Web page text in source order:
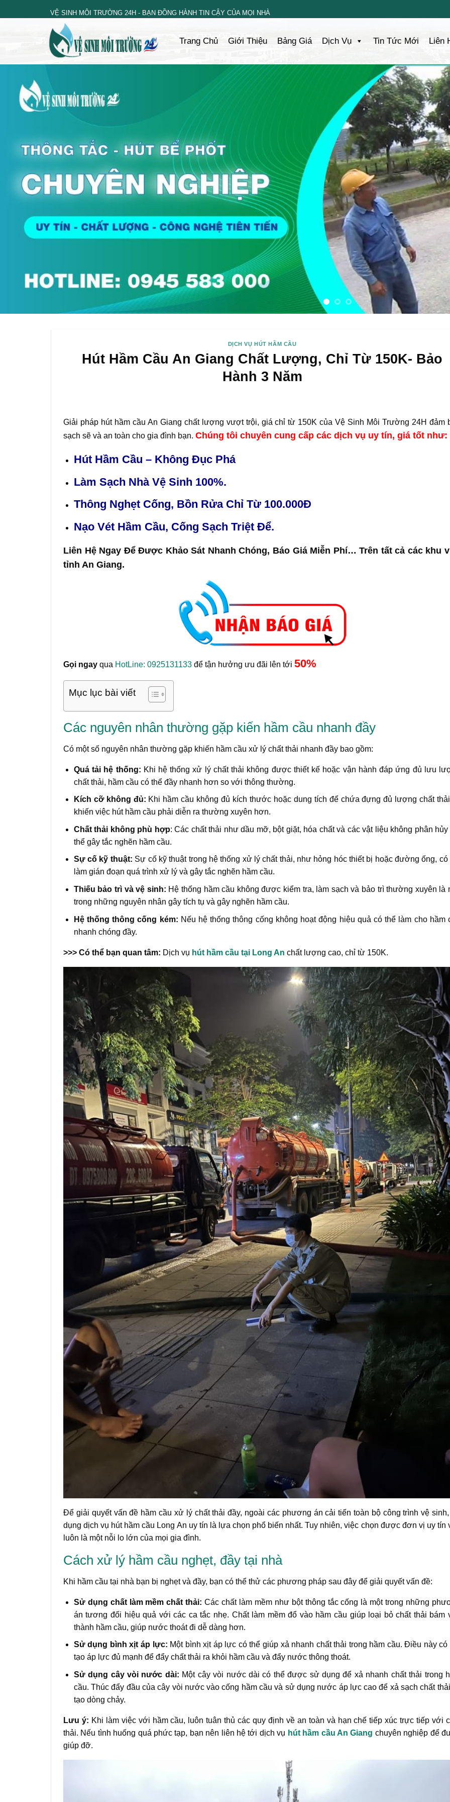
to
VỆ SINH MÔI TRƯỜNG 24H - BẠN ĐỒNG HÀNH TIN CẬY CỦA MỌI NHÀ
Trang Chủ Giới Thiệu Bảng Giá Dịch Vụ Tin Tức Mới Liên
DỊCH VỤ HÚT HẦM CẦU
Hút Hầm Cầu An Giang Chất Lượng, Chỉ Từ 150K- Bảo
Hành 3 Năm
Giải pháp hút hầm cầu An Giang chất lượng vượt trội, giá chỉ từ 150K của Vệ Sinh Môi Trường 24H đảm
sạch sẽ và an toàn cho gia đình bạn. Chúng tôi chuyên cung cấp các dịch vụ uy tín, giá tốt như:
Hút Hầm Cầu – Không Đục Phá
Làm Sạch Nhà Vệ Sinh 100%.
Thông Nghẹt Cống, Bồn Rửa Chỉ Từ 100.000Đ
Nạo Vét Hầm Cầu, Cống Sạch Triệt Để.
Liên Hệ Ngay Để Được Khảo Sát Nhanh Chóng, Báo Giá Miễn Phí… Trên tất cả các khu
tỉnh An Giang.
Gọi ngay qua HotLine: 0925131133 để tận hưởng ưu đãi lên tới 50%
Mục lục bài viết
Các nguyên nhân thường gặp kiến hầm cầu nhanh đầy
Có một số nguyên nhân thường gặp khiến hầm cầu xử lý chất thải nhanh đầy bao gồm:
Quá tải hệ thống: Khi hệ thống xử lý chất thải không được thiết kế hoặc vận hành đáp ứng đủ lưu
chất thải, hầm cầu có thể đầy nhanh hơn so với thông thường.
Kích cỡ không đủ: Khi hầm cầu không đủ kích thước hoặc dung tích để chứa đựng đủ lượng chất
khiến việc hút hầm cầu phải diễn ra thường xuyên hơn.
Chất thải không phù hợp: Các chất thải như dầu mỡ, bột giặt, hóa chất và các vật liệu không phân
thể gây tắc nghẽn hầm cầu.
Sự cố kỹ thuật: Sự cố kỹ thuật trong hệ thống xử lý chất thải, như hỏng hóc thiết bị hoặc đường ống, có
làm gián đoạn quá trình xử lý và gây tắc nghẽn hầm cầu.
Thiếu bảo trì và vệ sinh: Hệ thống hầm cầu không được kiểm tra, làm sạch và bảo trì thường xuyên là
trong những nguyên nhân gây tích tụ và gây nghẽn hầm cầu.
Hệ thống thông cống kém: Nếu hệ thống thông cống không hoạt động hiệu quả có thể làm cho hầm
nhanh chóng đầy.
>>> Có thể bạn quan tâm: Dịch vụ hút hầm cầu tại Long An chất lượng cao, chỉ từ 150K.
Để giải quyết vấn đề hầm cầu xử lý chất thải đầy, ngoài các phương án cải tiến toàn bộ công trình vệ
dụng dịch vụ hút hầm cầu Long An uy tín là lựa chọn phổ biến nhất. Tuy nhiên, việc chọn được đơn vị uy tín
luôn là một nỗi lo lớn của mọi gia đình.
Cách xử lý hầm cầu nghẹt, đầy tại nhà
Khi hầm cầu tại nhà bạn bị nghẹt và đầy, bạn có thể thử các phương pháp sau đây để giải quyết vấn đề:
Sử dụng chất làm mềm chất thải: Các chất làm mềm như bột thông tắc cống là một trong những
án tương đối hiệu quả với các ca tắc nhẹ. Chất làm mềm đổ vào hầm cầu giúp loại bỏ chất thải bám
thành hầm cầu, giúp nước thoát đi dễ dàng hơn.
Sử dụng bình xịt áp lực: Một bình xịt áp lực có thể giúp xả nhanh chất thải trong hầm cầu. Điều này có
tạo áp lực đủ mạnh để đẩy chất thải ra khỏi hầm cầu và đẩy nước thông thoát.
Sử dụng cây vòi nước dài: Một cây vòi nước dài có thể được sử dụng để xả nhanh chất thải trong
cầu. Thúc đẩy đầu của cây vòi nước vào cống hầm cầu và sử dụng nước áp lực cao để xả sạch chất
tạo dòng chảy.
Lưu ý: Khi làm việc với hầm cầu, luôn tuân thủ các quy định về an toàn và hạn chế tiếp xúc trực tiếp với
thải. Nếu tình huống quá phức tạp, bạn nên liên hệ tới dịch vụ hút hầm cầu An Giang chuyên nghiệp để
giúp đỡ.